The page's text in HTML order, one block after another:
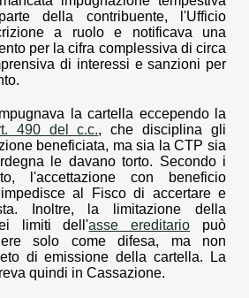
della contribuente, l'Ufficio
a ruolo e notificava una
per la cifra complessiva di circa
di interessi e sanzioni per
la cartella eccependo la
490 del c.c., che disciplina gli
beneficiata, ma sia la CTP sia
le davano torto. Secondo i
l'accettazione con beneficio
al Fisco di accertare e
Inoltre, la limitazione della
limiti dell'asse ereditario può
solo come difesa, ma non
di emissione della cartella. La
quindi in Cassazione.